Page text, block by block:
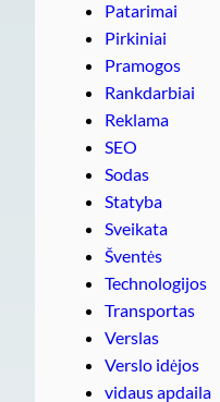
Patarimai
Pirkiniai
Pramogos
Rankdarbiai
Reklama
SEO
Sodas
Statyba
Sveikata
Šventės
Technologijos
Transportas
Verslas
Verslo idėjos
vidaus apdaila